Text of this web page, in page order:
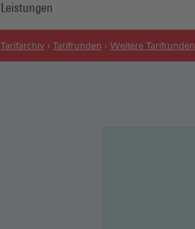
Leistungen
Tarifarchiv Tarifrunden Weitere Tarifrunden